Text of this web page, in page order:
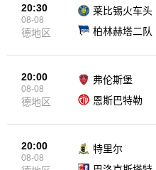
20:30
08-08
德地区
莱比锡火车头
柏林赫塔二队
20:00
08-08
德地区
弗伦斯堡
恩斯巴特勒
20:00
08-08
特里尔